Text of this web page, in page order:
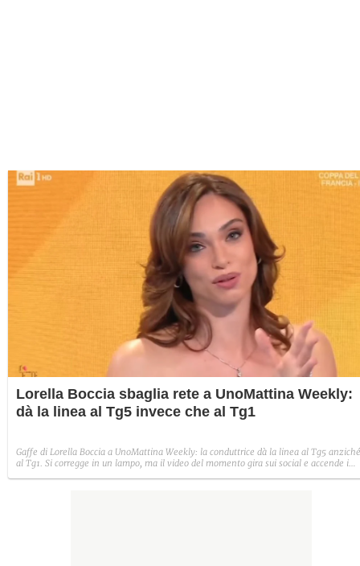
Lorella Boccia sbaglia rete a UnoMattina Weekly:
dà la linea al Tg5 invece che al Tg1
Gaffe di Lorella Boccia a UnoMattina Weekly: la conduttrice dà la linea al Tg5 anziché
al Tg1. Si corregge in un lampo, ma il video del momento gira sui social e accende i